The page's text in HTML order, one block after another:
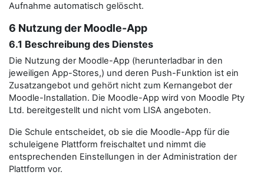
Aufnahme automatisch gelöscht.
6 Nutzung der Moodle-App
6.1 Beschreibung des Dienstes
Die Nutzung der Moodle-App (herunterladbar in den
jeweiligen App-Stores,) und deren Push-Funktion ist ein
Zusatzangebot und gehört nicht zum Kernangebot der
Moodle-Installation. Die Moodle-App wird von Moodle Pty
Ltd. bereitgestellt und nicht vom LISA angeboten.
Die Schule entscheidet, ob sie die Moodle-App für die
schuleigene Plattform freischaltet und nimmt die
entsprechenden Einstellungen in der Administration der
Plattform vor.